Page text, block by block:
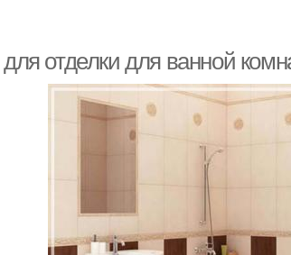
отделки для ванной